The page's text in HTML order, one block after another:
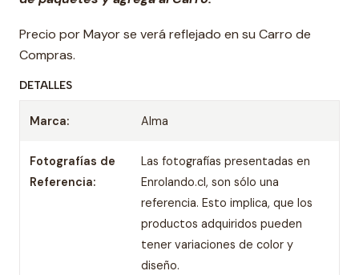
Precio por Mayor se verá reflejado en su Carro de
Compras.
DETALLES
Marca: Alma
Fotografías de
Referencia:
Las fotografías presentadas en
Enrolando.cl, son sólo una
referencia. Esto implica, que los
productos adquiridos pueden
tener variaciones de color y
diseño.